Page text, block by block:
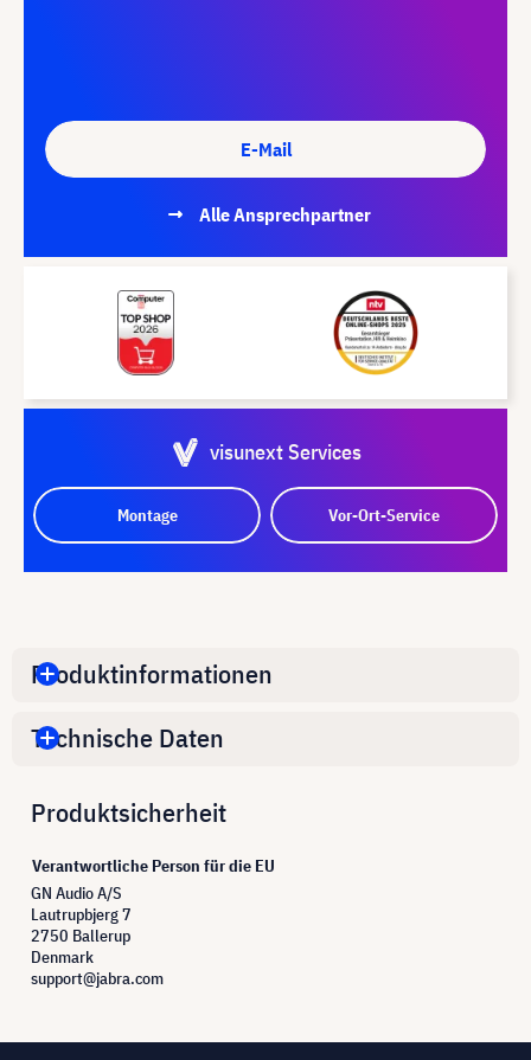
E-Mail
Alle Ansprechpartner
visunext Services
Montage Vor-Ort-Service
Produktinformationen
Technische Daten
Produktsicherheit
Verantwortliche Person für die EU
GN Audio A/S
Lautrupbjerg 7
2750 Ballerup
Denmark
support@jabra.com